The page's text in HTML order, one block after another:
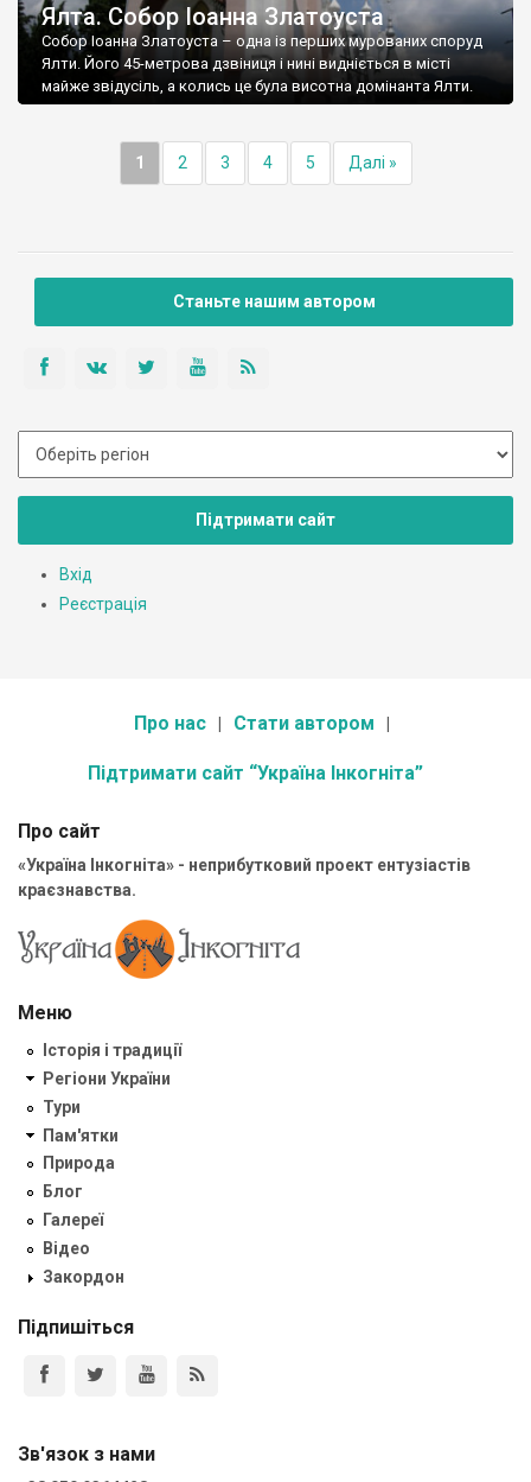
Ялта. Собор Іоанна Златоуста
Собор Іоанна Златоуста – одна із перших мурованих споруд
Ялти. Його 45-метрова дзвіниця і нині видніється в місті
майже звідусіль, а колись це була висотна домінанта Ялти.
1 2 3 4 5 Далі »
Станьте нашим автором
Підтримати сайт
Вхід
Реєстрація
Про нас Стати автором
Підтримати сайт “Україна Інкогніта”
Про сайт
«Україна Інкогніта» - неприбутковий проект ентузіастів
краєзнавства.
Меню
Історія і традиції
Регіони України
Тури
Пам'ятки
Природа
Блог
Галереї
Відео
Закордон
Підпишіться
Зв'язок з нами